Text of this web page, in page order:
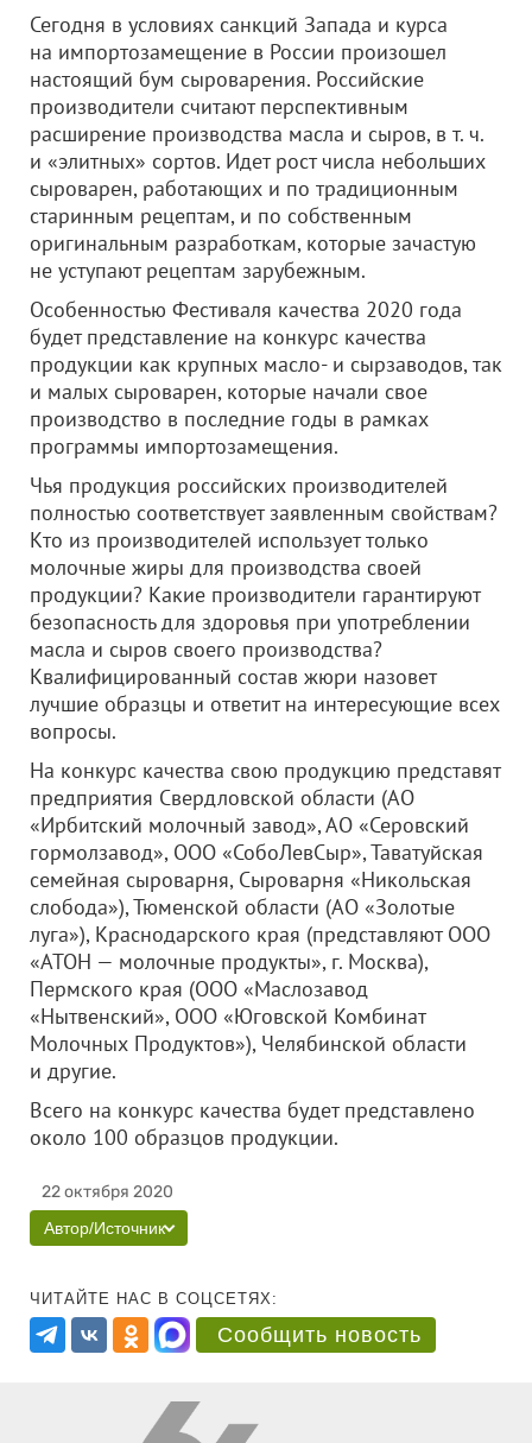
Сегодня в условиях санкций Запада и курса
на импортозамещение в России произошел
настоящий бум сыроварения. Российские
производители считают перспективным
расширение производства масла и сыров, в т. ч.
и «элитных» сортов. Идет рост числа небольших
сыроварен, работающих и по традиционным
старинным рецептам, и по собственным
оригинальным разработкам, которые зачастую
не уступают рецептам зарубежным.
Особенностью Фестиваля качества 2020 года
будет представление на конкурс качества
продукции как крупных масло- и сырзаводов, так
и малых сыроварен, которые начали свое
производство в последние годы в рамках
программы импортозамещения.
Чья продукция российских производителей
полностью соответствует заявленным свойствам?
Кто из производителей использует только
молочные жиры для производства своей
продукции? Какие производители гарантируют
безопасность для здоровья при употреблении
масла и сыров своего производства?
Квалифицированный состав жюри назовет
лучшие образцы и ответит на интересующие всех
вопросы.
На конкурс качества свою продукцию представят
предприятия Свердловской области (АО
«Ирбитский молочный завод», АО «Серовский
гормолзавод», ООО «СобоЛевСыр», Таватуйская
семейная сыроварня, Сыроварня «Никольская
слобода»), Тюменской области (АО «Золотые
луга»), Краснодарского края (представляютООО
«АТОН — молочные продукты», г. Москва),
Пермского края (ООО «Маслозавод
«Нытвенский», ООО «Юговской Комбинат
Молочных Продуктов»), Челябинской области
и другие.
Всего на конкурс качества будет представлено
около 100 образцов продукции.
22 октября 2020
Автор/Источник
ЧИТАЙТЕ НАС В СОЦСЕТЯХ:
Сообщить новость